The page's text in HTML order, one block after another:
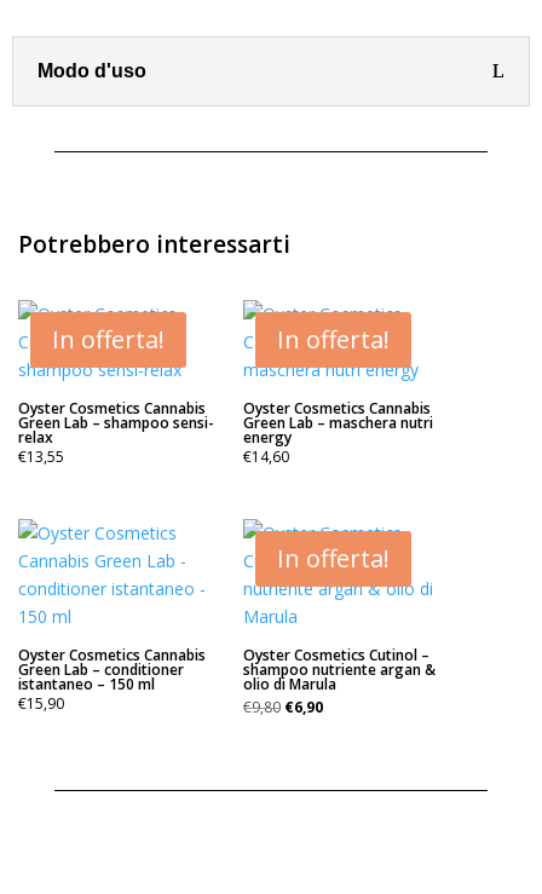
Modo d'uso
Potrebbero interessarti
In offerta!
Oyster Cosmetics Cannabis
Green Lab – shampoo sensi-
relax
€13,55
In offerta!
Oyster Cosmetics Cannabis
Green Lab – maschera nutri
energy
€14,60
Oyster Cosmetics Cannabis
Green Lab – conditioner
istantaneo – 150 ml
€15,90
In offerta!
Oyster Cosmetics Cutinol –
shampoo nutriente argan &
olio di Marula
€9,80 Il
€6,90Il